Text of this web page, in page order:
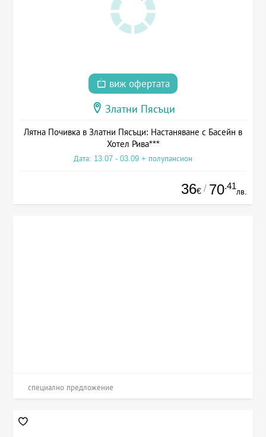
виж офертата
Златни Пясъци
Лятна Почивка в Златни Пясъци: Настаняване с Басейн в
Хотел Рива***
Дата: 13.07 - 03.09 + полупансион
36€ / 70.41
лв.
специално предложение